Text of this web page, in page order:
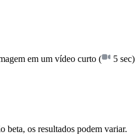
em um vídeo curto ( 5 sec)
beta, os resultados podem variar.